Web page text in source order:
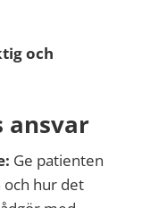
och
ansvar
Ge patienten
hur det